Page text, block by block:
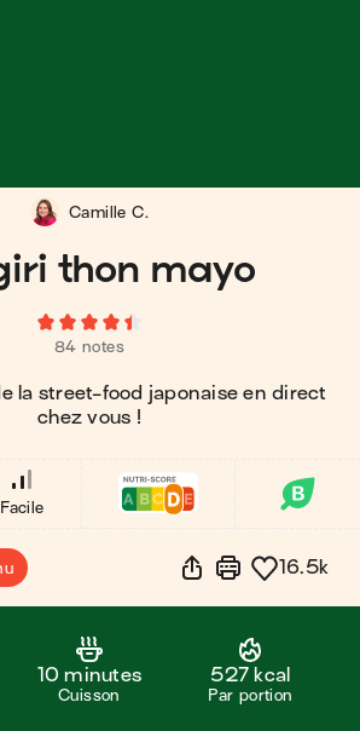
thon mayo
84 notes
la street-food japonaise en direct
chez vous !
Camille C.
Facile
16.5k
10 minutes
Cuisson
527 kcal
Par portion